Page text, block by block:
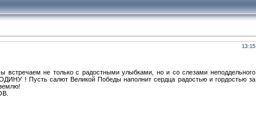
13:15
не только с радостными улыбками, но и со слезами неподдельного
! Пусть салют Великой Победы наполнит сердца радостью и гордостью за